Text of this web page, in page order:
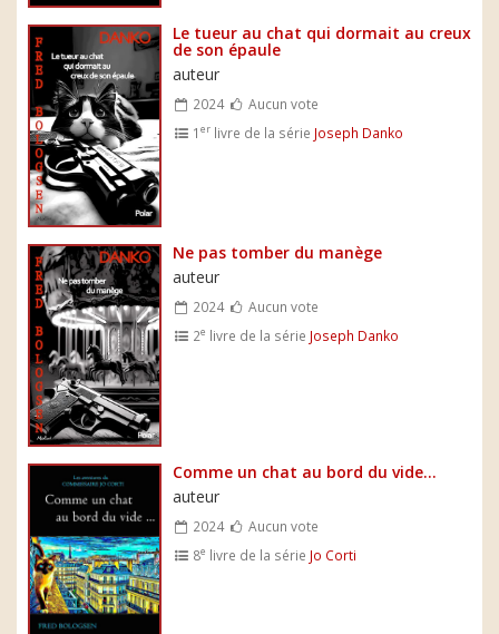
Le tueur au chat qui dormait au creux
de son épaule
auteur
2024
Aucun vote
1er livre de la série Joseph Danko
Ne pas tomber du manège
auteur
2024
Aucun vote
2e livre de la série Joseph Danko
Comme un chat au bord du vide...
auteur
2024
Aucun vote
8e livre de la série Jo Corti